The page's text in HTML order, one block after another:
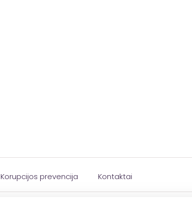
Korupcijos prevencija Kontaktai